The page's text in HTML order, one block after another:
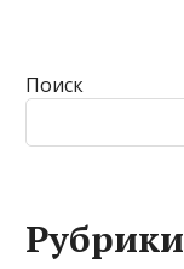
Поиск
Рубрики